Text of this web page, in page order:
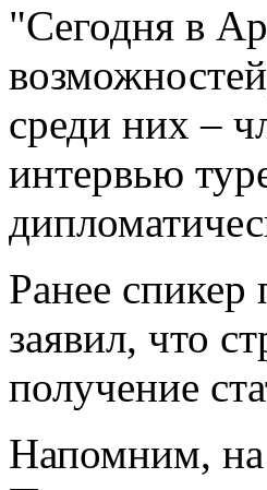
"Сегодня в
среди них –
интервью
Ранее
заявил, что
получение
Напомним,